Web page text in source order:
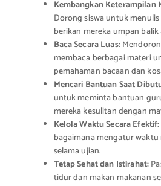
Kembangkan Keterampilan
Dorong siswa untuk
berikan mereka umpan
Baca Secara Luas:
membaca berbagai materi
pemahaman bacaan dan
Mencari Bantuan Saat
untuk meminta bantuan
mereka kesulitan dengan
Kelola Waktu Secara Efektif:
bagaimana mengatur
selama ujian.
Tetap Sehat dan Istirahat:
tidur dan makan makanan